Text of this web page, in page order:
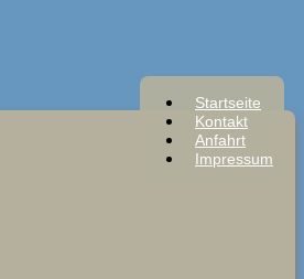
Startseite
Kontakt
Anfahrt
Impressum